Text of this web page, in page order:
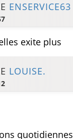
ENSERVICE63
exite plus
LOUISE.